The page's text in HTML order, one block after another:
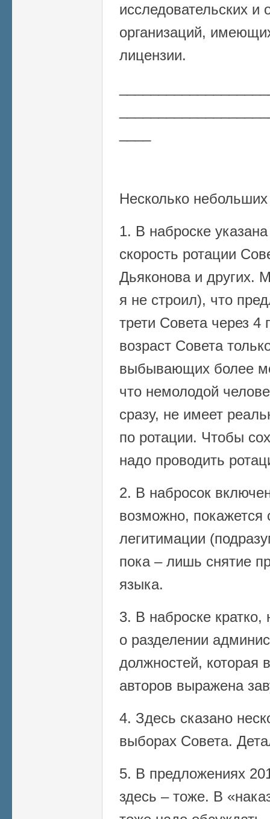
исследовательских и
организаций,
лицензии.
Несколько
1. В наброске
скорость ротации
Дьяконова и других.
я не строил), что
трети Совета через 4
возраст Совета
выбывающих более
что немолодой
сразу, не имеет
по ротации. Чтобы
надо проводить
2. В набросок
возможно,
легитимации
пока – лишь снятие
языка.
3. В наброске
о разделении
должностей, которая
авторов выражена
4. Здесь сказано
выборах Совета.
5. В предложениях
здесь – тоже. В